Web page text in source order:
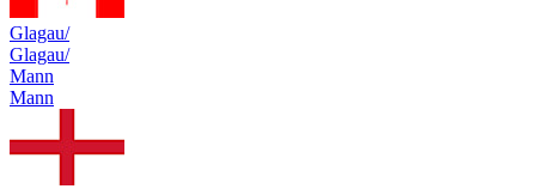
Glagau/
Glagau/
Mann
Mann